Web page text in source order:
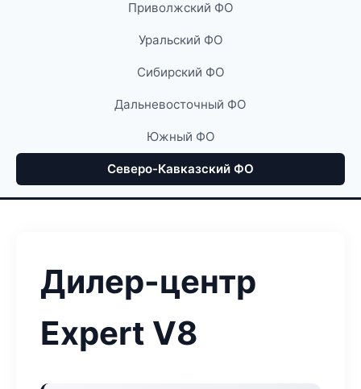
Приволжский ФО
Уральский ФО
Сибирский ФО
Дальневосточный ФО
Южный ФО
Северо-Кавказский ФО
Дилер-центр
Expert V8